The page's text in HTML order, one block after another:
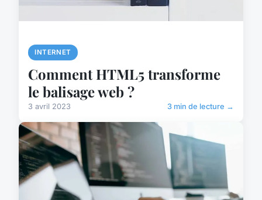
INTERNET
Comment HTML5 transforme
le balisage web ?
3 avril 2023 3 min de lecture →